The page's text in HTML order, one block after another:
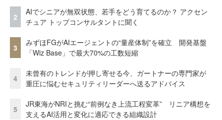
2
AIでシニアが無双状態、若手をどう育てるのか？ アクセン
チュア トップコンサルタントに聞く
3
みずほFGがAIエージェントの“量産体制”を確立 開発基盤
「Wiz Base」で最大70%の工数短縮
4
未曾有のトレンドが押し寄せる今、ガートナーの専門家が
重圧に悩むセキュリティリーダーへ送るアドバイス
5
JR東海がNRIと挑む“前例なき上流工程変革” リニア構想を
支えるAI活用と変化に適応できる組織設計